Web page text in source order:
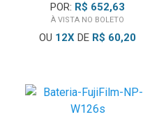
POR: R$ 652,63
À VISTA NO BOLETO
OU 12X DE R$ 60,20